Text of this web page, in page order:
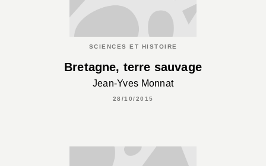
SCIENCES ET HISTOIRE
Bretagne, terre sauvage
Jean-Yves Monnat
28/10/2015